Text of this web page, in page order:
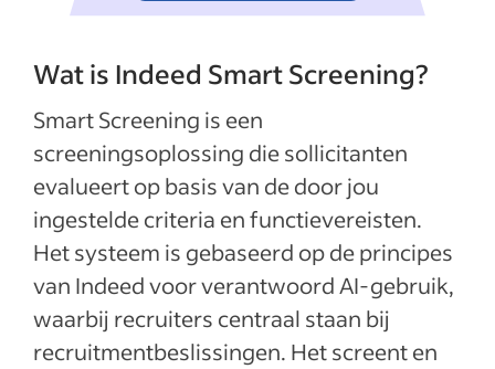
Wat is Indeed Smart Screening?
Smart Screening is een
screeningsoplossing die sollicitanten
evalueert op basis van de door jou
ingestelde criteria en functievereisten.
Het systeem is gebaseerd op de principes
van Indeed voor verantwoord AI-gebruik,
waarbij recruiters centraal staan bij
recruitmentbeslissingen. Het screent en